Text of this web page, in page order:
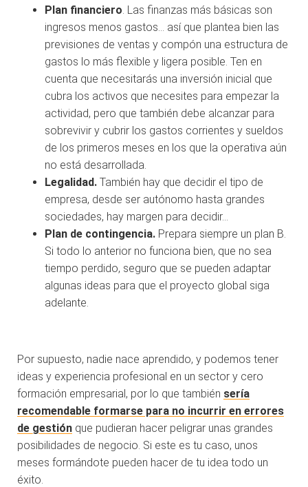
Plan financiero. Las finanzas más básicas son
ingresos menos gastos… así que plantea bien las
previsiones de ventas y compón una estructura de
gastos lo más flexible y ligera posible. Ten en
cuenta que necesitarás una inversión inicial que
cubra los activos que necesites para empezar la
actividad, pero que también debe alcanzar para
sobrevivir y cubrir los gastos corrientes y sueldos
de los primeros meses en los que la operativa aún
no está desarrollada.
Legalidad. También hay que decidir el tipo de
empresa, desde ser autónomo hasta grandes
sociedades, hay margen para decidir…
Plan de contingencia. Prepara siempre un plan B.
Si todo lo anterior no funciona bien, que no sea
tiempo perdido, seguro que se pueden adaptar
algunas ideas para que el proyecto global siga
adelante.
Por supuesto, nadie nace aprendido, y podemos tener
ideas y experiencia profesional en un sector y cero
formación empresarial, por lo que también sería
recomendable formarse para no incurrir en errores
de gestión que pudieran hacer peligrar unas grandes
posibilidades de negocio. Si este es tu caso, unos
meses formándote pueden hacer de tu idea todo un
éxito.